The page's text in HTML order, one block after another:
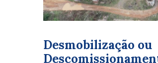
Desmobilização ou